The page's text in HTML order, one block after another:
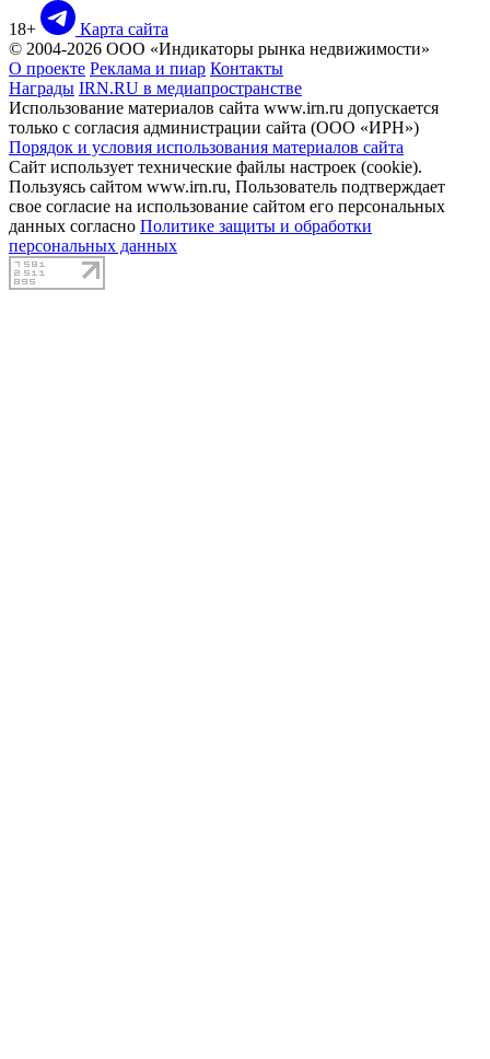
18+
Карта сайта
© 2004-2026 ООО «Индикаторы рынка недвижимости»
О проекте Реклама и пиар Контакты
Награды IRN.RU в медиапространстве
Использование материалов сайта www.irn.ru допускается
только с согласия администрации сайта (ООО «ИРН»)
Порядок и условия использования материалов сайта
Сайт использует технические файлы настроек (cookie).
Пользуясь сайтом www.irn.ru, Пользователь подтверждает
свое согласие на использование сайтом его персональных
данных согласно Политике защиты и обработки
персональных данных